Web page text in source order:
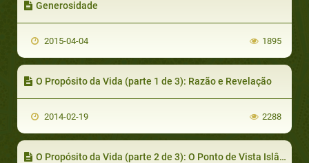
Generosidade
2015-04-04 1895
O Propósito da Vida (parte 1 de 3): Razão e Revelação
2014-02-19 2288
O Propósito da Vida (parte 2 de 3): O Ponto de Vista Islâmico